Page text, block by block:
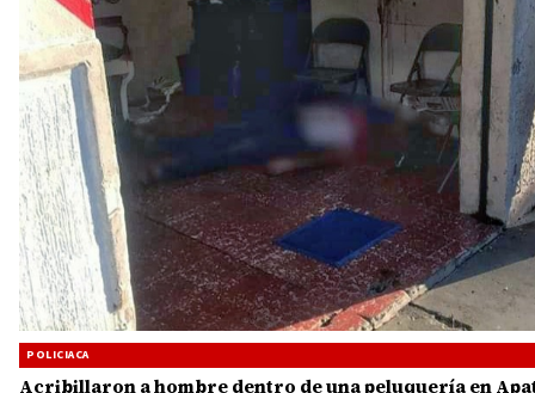
POLICIACA
Acribillaron a hombre dentro de una peluquería en